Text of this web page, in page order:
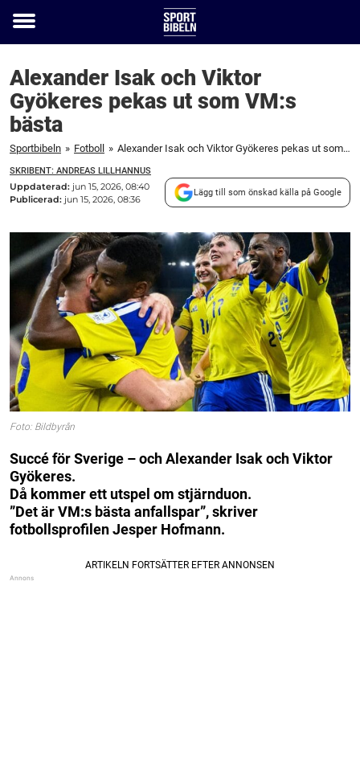
Toggle
Alexander Isak och Viktor
Gyökeres pekas ut som VM:s
bästa
Sportbibeln » Fotboll » Alexander Isak och Viktor Gyökeres pekas ut som VM:s bästa
SKRIBENT: ANDREAS LILLHANNUS
Uppdaterad: jun 15, 2026, 08:40
Publicerad: jun 15, 2026, 08:36
Lägg till som önskad källa på Google
Foto: Bildbyrån
Succé för Sverige – och Alexander Isak och Viktor
Gyökeres.
Då kommer ett utspel om stjärnduon.
”Det är VM:s bästa anfallspar”, skriver
fotbollsprofilen Jesper Hofmann.